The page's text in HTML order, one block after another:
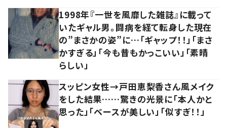
1998年『一世を風靡した雑誌』に載って
いたギャル男。闘病を経て転身した現在
の”まさかの姿”に…「ギャップ！！」「まさ
かすぎる」「今も昔もかっこいい」「素晴
らしい」
スッピン女性→戸田恵梨香さん風メイク
をした結果……驚きの光景に「本人かと
思った」「ベースが美しい」「似すぎ！！」